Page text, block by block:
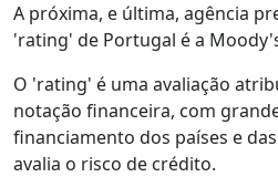
A próxima, e última, agência
'rating' de Portugal é a
O 'rating' é uma avaliação
notação financeira, com
financiamento dos países e
avalia o risco de crédito.